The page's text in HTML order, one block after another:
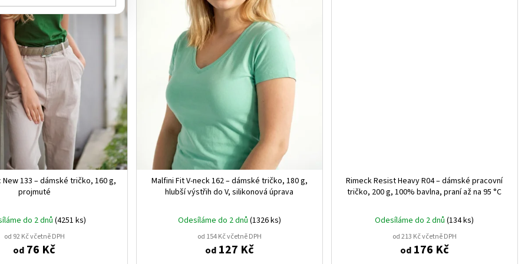
New 133 – dámské tričko, 160 g,
projmuté
do 2 dnů (4251 ks)
od 92 Kč včetně DPH
od 76 Kč
Malfini Fit V‑neck 162 – dámské tričko, 180 g,
hlubší výstřih do V, silikonová úprava
Odesíláme do 2 dnů (1326 ks)
od 154 Kč včetně DPH
od127 Kč
Rimeck Resist Heavy R04 – dámské pracovní
tričko, 200 g, 100% bavlna, praní až na 95 °C
Odesíláme do 2 dnů(134 ks)
od 213 Kč včetně DPH
od176 Kč